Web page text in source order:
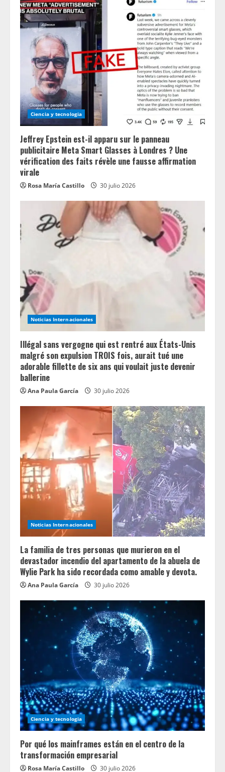
Ciencia y tecnologia
Jeffrey Epstein est-il apparu sur le panneau
publicitaire Meta Smart Glasses à Londres ? Une
vérification des faits révèle une fausse affirmation
virale
Rosa María Castillo 30 julio 2026
Noticias Internacionales
Illégal sans vergogne qui est rentré aux États-Unis
malgré son expulsion TROIS fois, aurait tué une
adorable fillette de six ans qui voulait juste devenir
ballerine
Ana Paula García 30 julio 2026
Noticias Internacionales
La familia de tres personas que murieron en el
devastador incendio del apartamento de la abuela de
Wylie Park ha sido recordada como amable y devota.
Ana Paula García 30 julio 2026
Ciencia y tecnologia
Por qué los mainframes están en el centro de la
transformación empresarial
Rosa María Castillo 30 julio 2026